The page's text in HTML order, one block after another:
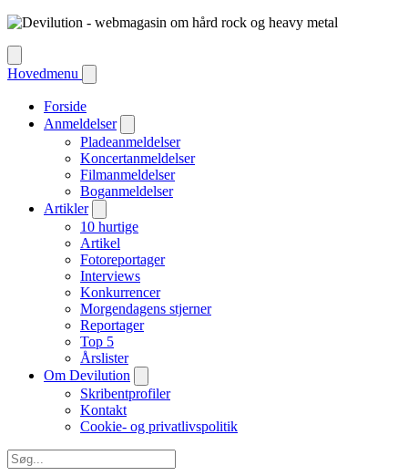
Hovedmenu
Forside
Anmeldelser
Pladeanmeldelser
Koncertanmeldelser
Filmanmeldelser
Boganmeldelser
Artikler
10 hurtige
Artikel
Fotoreportager
Interviews
Konkurrencer
Morgendagens stjerner
Reportager
Top 5
Årslister
Om Devilution
Skribentprofiler
Kontakt
Cookie- og privatlivspolitik